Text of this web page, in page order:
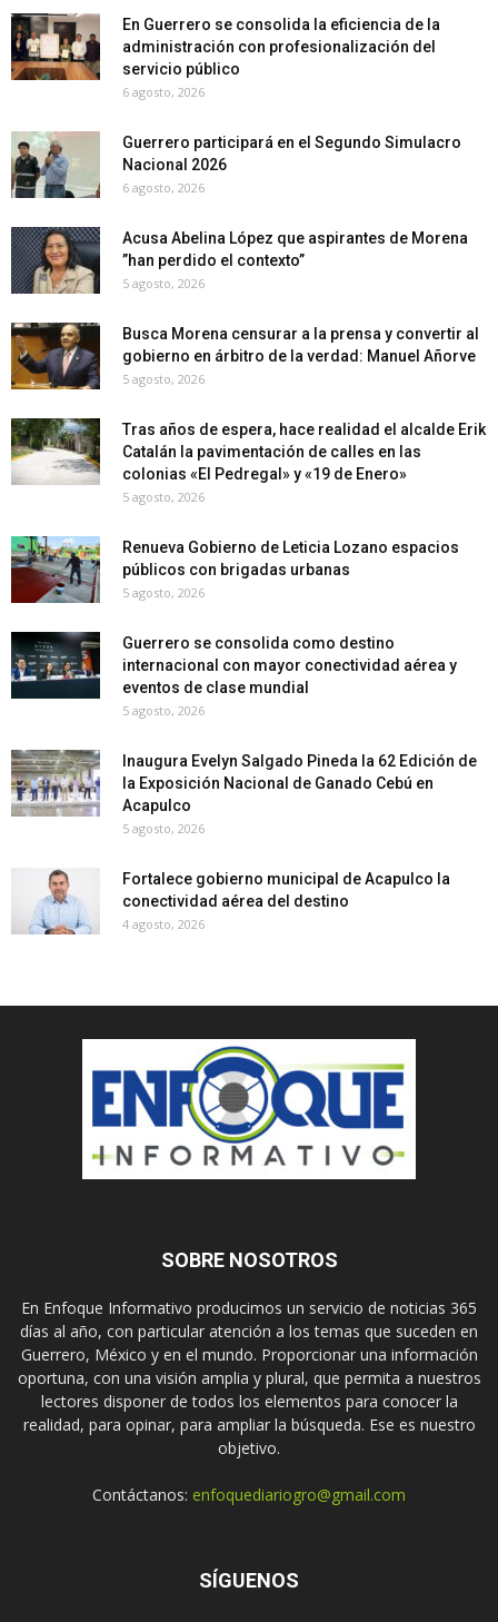
En Guerrero se consolida la eficiencia de la
administración con profesionalización del
servicio público
6 agosto, 2026
Guerrero participará en el Segundo Simulacro
Nacional 2026
6 agosto, 2026
Acusa Abelina López que aspirantes de Morena
”han perdido el contexto”
5 agosto, 2026
Busca Morena censurar a la prensa y convertir al
gobierno en árbitro de la verdad: Manuel Añorve
5 agosto, 2026
Tras años de espera, hace realidad el alcalde Erik
Catalán la pavimentación de calles en las
colonias «El Pedregal» y «19 de Enero»
5 agosto, 2026
Renueva Gobierno de Leticia Lozano espacios
públicos con brigadas urbanas
5 agosto, 2026
Guerrero se consolida como destino
internacional con mayor conectividad aérea y
eventos de clase mundial
5 agosto, 2026
Inaugura Evelyn Salgado Pineda la 62 Edición de
la Exposición Nacional de Ganado Cebú en
Acapulco
5 agosto, 2026
Fortalece gobierno municipal de Acapulco la
conectividad aérea del destino
4 agosto, 2026
SOBRE NOSOTROS
En Enfoque Informativo producimos un servicio de noticias 365
días al año, con particular atención a los temas que suceden en
Guerrero, México y en el mundo. Proporcionar una información
oportuna, con una visión amplia y plural, que permita a nuestros
lectores disponer de todos los elementos para conocer la
realidad, para opinar, para ampliar la búsqueda. Ese es nuestro
objetivo.
Contáctanos: enfoquediariogro@gmail.com
SÍGUENOS